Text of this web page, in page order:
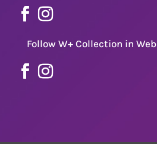
Follow W+ Collection in Web